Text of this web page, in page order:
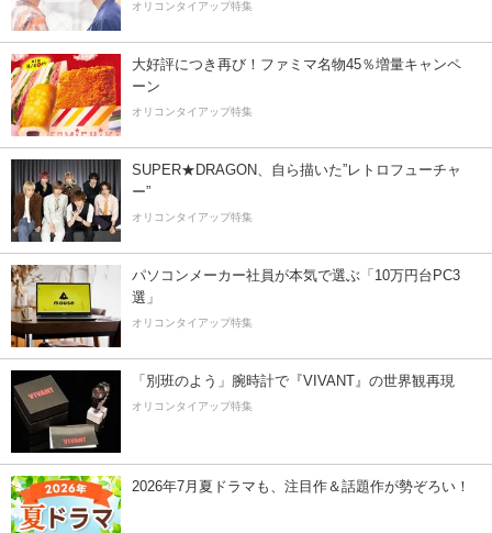
オリコンタイアップ特集
大好評につき再び！ファミマ名物45％増量キャンペ
ーン
オリコンタイアップ特集
SUPER★DRAGON、自ら描いた”レトロフューチャ
ー”
オリコンタイアップ特集
パソコンメーカー社員が本気で選ぶ「10万円台PC3
選」
オリコンタイアップ特集
「別班のよう」腕時計で『VIVANT』の世界観再現
オリコンタイアップ特集
2026年7月夏ドラマも、注目作＆話題作が勢ぞろい！